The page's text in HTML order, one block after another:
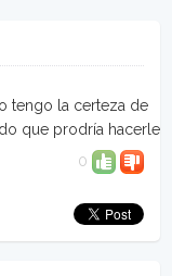
tengo la certeza de
que prodría hacerle
0